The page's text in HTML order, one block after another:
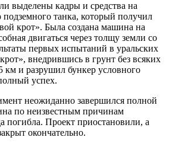
выделены кадры и средства на
подземного танка, который получил
крот». Была создана машина на
двигаться через толщу земли со
первых испытаний в уральских
внедрившись в грунт без всяких
км и разрушил бункер условного
успех.
неожиданно завершился полной
по неизвестным причинам
погибла. Проект приостановили, а
окончательно.